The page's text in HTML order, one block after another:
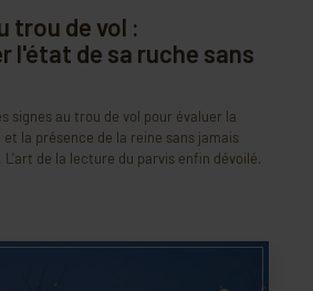
trou de vol :
l'état de sa ruche sans
signes au trou de vol pour évaluer la
la présence de la reine sans jamais
de la lecture du parvis enfin dévoilé.